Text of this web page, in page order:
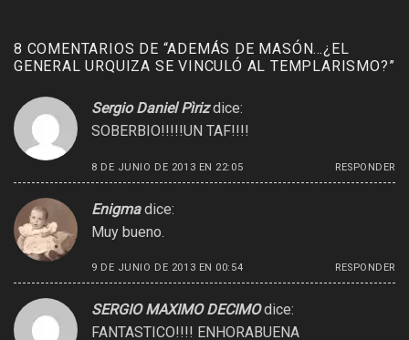
8 COMENTARIOS DE “ADEMÁS DE MASÓN…¿EL
GENERAL URQUIZA SE VINCULÓ AL TEMPLARISMO?”
Sergio Daniel Pìriz dice:
SOBERBIO!!!!!UN TAF!!!!
8 DE JUNIO DE 2013 EN 22:05 RESPONDER
Enigma dice:
Muy bueno.
9 DE JUNIO DE 2013 EN 00:54 RESPONDER
SERGIO MAXIMO DECIMO dice:
FANTASTICO!!!! ENHORABUENA